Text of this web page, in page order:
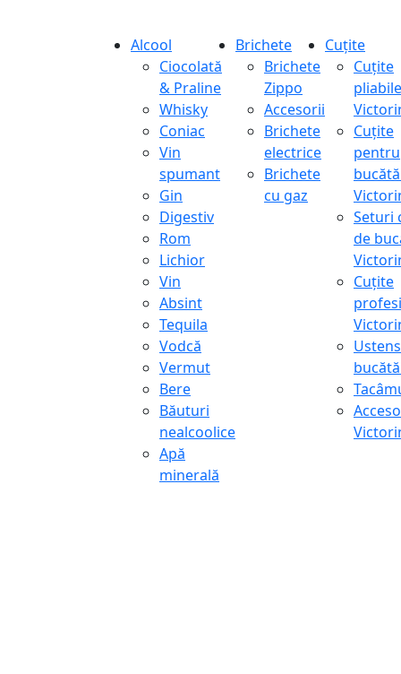
Alcool
Ciocolată
& Praline
Whisky
Coniac
Vin
spumant
Gin
Digestiv
Rom
Lichior
Vin
Absint
Tequila
Vodcă
Vermut
Bere
Băuturi
nealcoolice
Apă
minerală
Brichete
Brichete
Zippo
Accesorii
Brichete
electrice
Brichete
cu gaz
Cuțite
Cuțite
pliabile
Cuțite
pentru
Seturi
de
Cuțite